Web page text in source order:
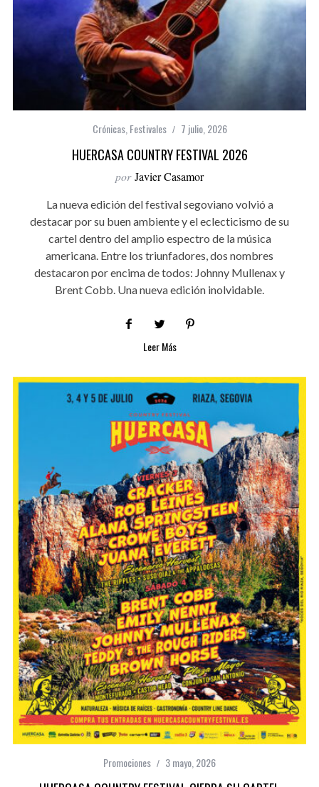
Crónicas, Festivales 7 julio, 2026
HUERCASA COUNTRY FESTIVAL 2026
por Javier Casamor
La nueva edición del festival segoviano volvió a
destacar por su buen ambiente y el eclecticismo de su
cartel dentro del amplio espectro de la música
americana. Entre los triunfadores, dos nombres
destacaron por encima de todos: Johnny Mullenax y
Brent Cobb. Una nueva edición inolvidable.
Leer Más
Promociones 3 mayo, 2026